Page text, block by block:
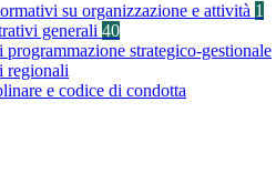
su organizzazione e attività 1
generali 40
strategico-gestionale
regionali
e codice di condotta